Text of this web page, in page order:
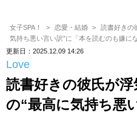
女子SPA！ 恋愛・結婚
読書好きの
気持ち悪い言い訳”に「本を読むのも嫌に
更新日：2025.12.09 14:26
Love
読書好きの彼氏が
の“最高に気持ち悪